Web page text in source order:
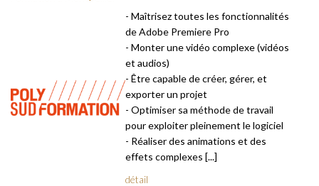
- Maîtrisez toutes les fonctionnalités
de Adobe Premiere Pro
- Monter une vidéo complexe (vidéos
et audios)
- Être capable de créer, gérer, et
exporter un projet
- Optimiser sa méthode de travail
pour exploiter pleinement le logiciel
- Réaliser des animations et des
effets complexes [...]
détail